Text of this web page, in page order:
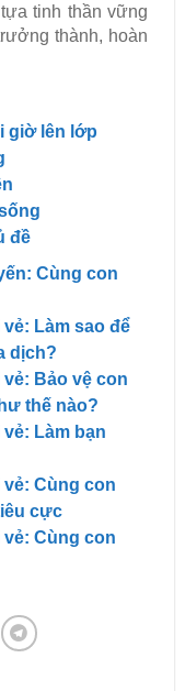
tinh thần vững
thành, hoàn
giờ lên lớp
đề
Cùng con
Làm sao để
dịch?
Bảo vệ con
thế nào?
Làm bạn
Cùng con
cực
Cùng con